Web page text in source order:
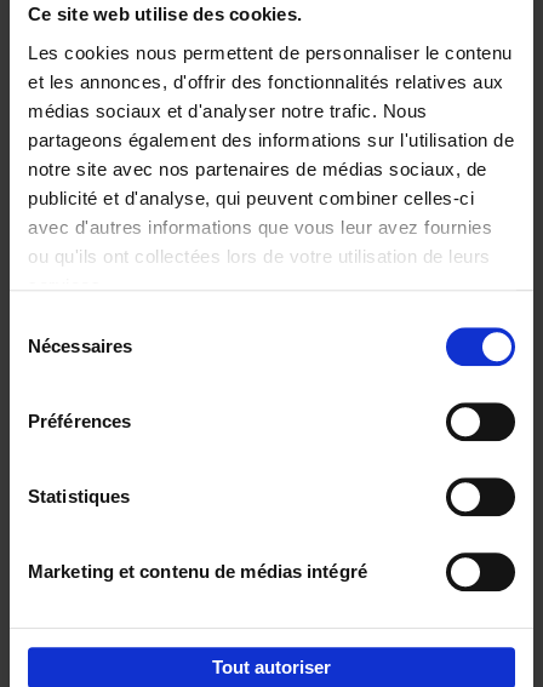
Ce site web utilise des cookies.
Les cookies nous permettent de personnaliser le contenu
et les annonces, d'offrir des fonctionnalités relatives aux
médias sociaux et d'analyser notre trafic. Nous
partageons également des informations sur l'utilisation de
notre site avec nos partenaires de médias sociaux, de
publicité et d'analyse, qui peuvent combiner celles-ci
avec d'autres informations que vous leur avez fournies
ou qu'ils ont collectées lors de votre utilisation de leurs
Nécessaires
Préférences
Statistiques
Marketing et contenu de médias intégré
Tout autoriser
Building Bonds = Building
Business
Jochen Roef Jozefien De Feyter
Carolien Boom
Couverture souple
2025 200
€29,99
Digital marketing like a PRO -
completely revised edition (EN)